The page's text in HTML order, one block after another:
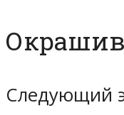
Следующий